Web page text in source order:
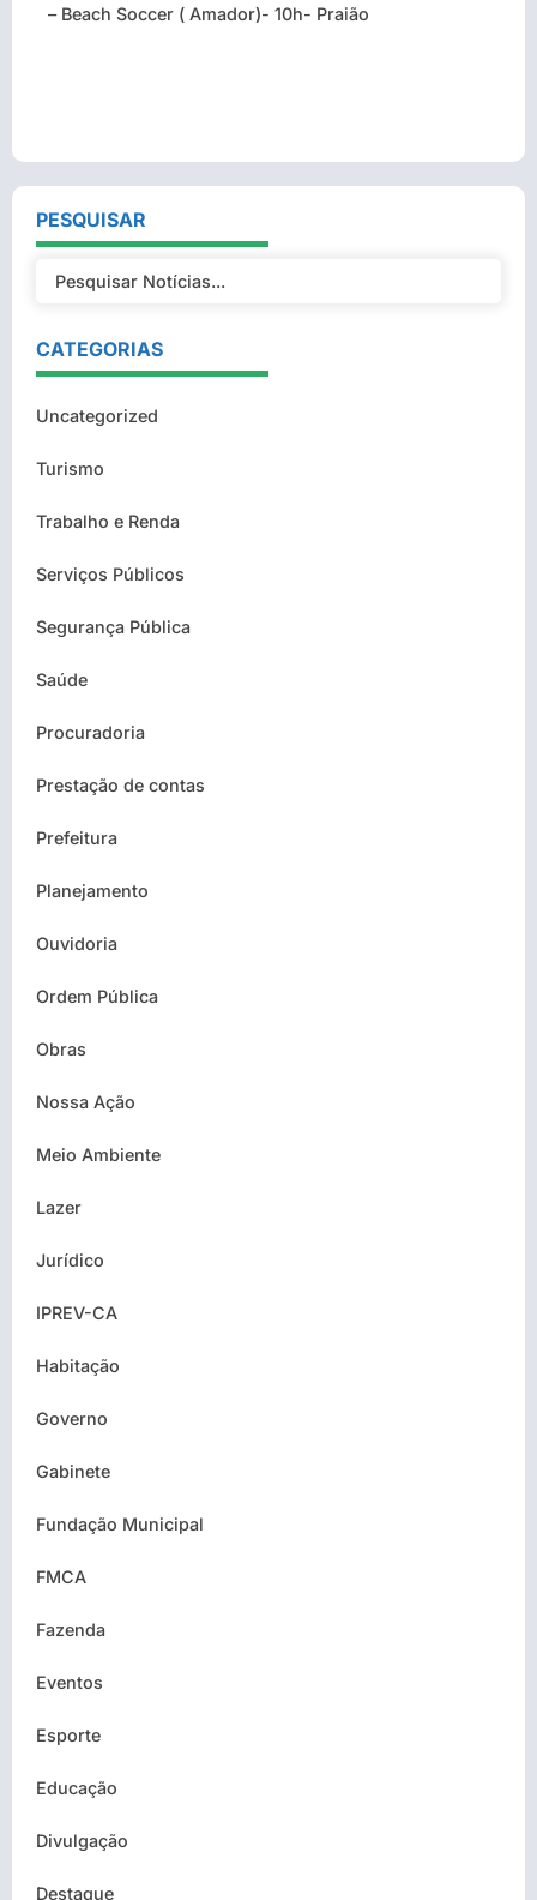
– Beach Soccer ( Amador)- 10h- Praião
PESQUISAR
CATEGORIAS
Uncategorized
Turismo
Trabalho e Renda
Serviços Públicos
Segurança Pública
Saúde
Procuradoria
Prestação de contas
Prefeitura
Planejamento
Ouvidoria
Ordem Pública
Obras
Nossa Ação
Meio Ambiente
Lazer
Jurídico
IPREV-CA
Habitação
Governo
Gabinete
Fundação Municipal
FMCA
Fazenda
Eventos
Esporte
Educação
Divulgação
Destaque